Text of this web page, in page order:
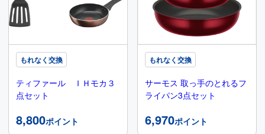
もれなく交換
ティファール ＩＨモカ３
点セット
8,800ポイント
もれなく交換
サーモス 取っ手のとれるフ
ライパン3点セット
6,970ポイント